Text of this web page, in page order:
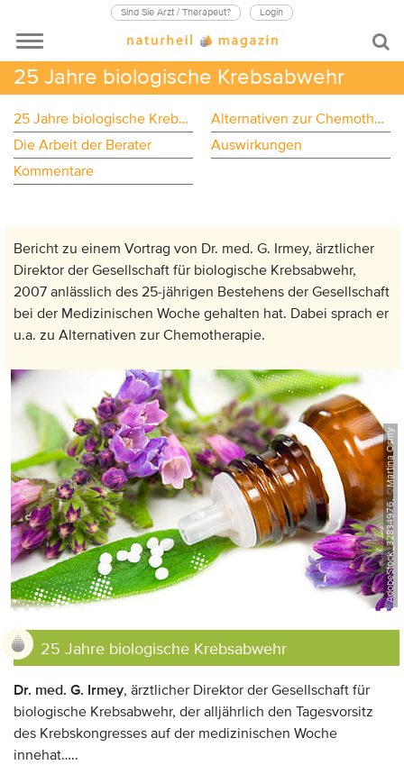
Sind Sie Arzt / Therapeut? Login
25 Jahre biologische Krebsabwehr
25 Jahre biologische Krebsabwehr
Alternativen zur Chemotherapie
Die Arbeit der Berater
Auswirkungen
Kommentare
Bericht zu einem Vortrag von Dr. med. G. Irmey, ärztlicher
Direktor der Gesellschaft für biologische Krebsabwehr,
2007 anlässlich des 25-jährigen Bestehens der Gesellschaft
bei der Medizinischen Woche gehalten hat. Dabei sprach er
u.a. zu Alternativen zur Chemotherapie.
AdobeStock_32834976, ©Martina Osmy
25 Jahre biologische Krebsabwehr
Dr. med. G. Irmey, ärztlicher Direktor der Gesellschaft für
biologische Krebsabwehr, der alljährlich den Tagesvorsitz
des Krebskongresses auf der medizinischen Woche
innehat…..